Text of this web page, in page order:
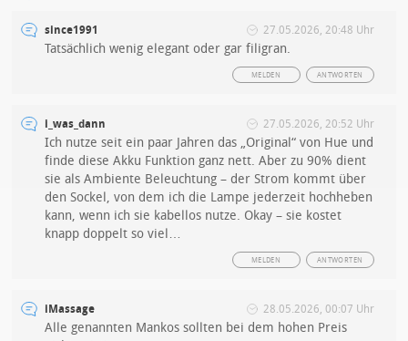
since1991 27.05.2026, 20:48 Uhr
Tatsächlich wenig elegant oder gar filigran.
ANTWORTEN
MELDEN
i_was_dann 27.05.2026, 20:52 Uhr
Ich nutze seit ein paar Jahren das „Original“ von Hue und
finde diese Akku Funktion ganz nett. Aber zu 90% dient
sie als Ambiente Beleuchtung – der Strom kommt über
den Sockel, von dem ich die Lampe jederzeit hochheben
kann, wenn ich sie kabellos nutze. Okay – sie kostet
knapp doppelt so viel…
ANTWORTEN
MELDEN
iMassage 28.05.2026, 00:07 Uhr
Alle genannten Mankos sollten bei dem hohen Preis